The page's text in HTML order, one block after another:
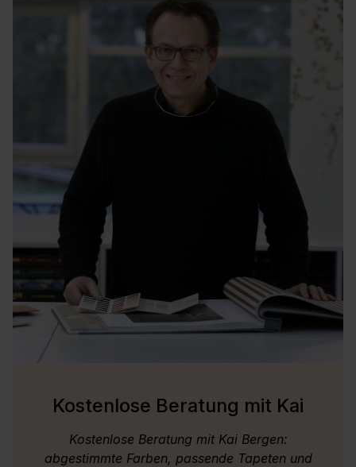
Kostenlose Beratung mit Kai
Kostenlose Beratung mit Kai Bergen:
abgestimmte Farben, passende Tapeten und